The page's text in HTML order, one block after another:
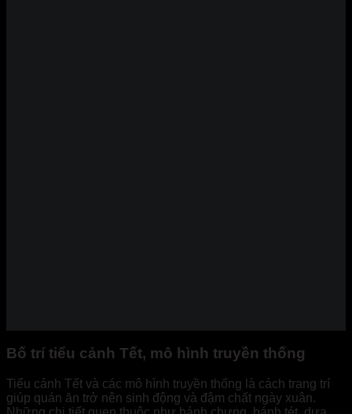
Bố trí tiểu cảnh Tết, mô hình truyền thống
Tiểu cảnh Tết và các mô hình truyền thống là cách trang trí
giúp quán ăn trở nên sinh động và đậm chất ngày xuân.